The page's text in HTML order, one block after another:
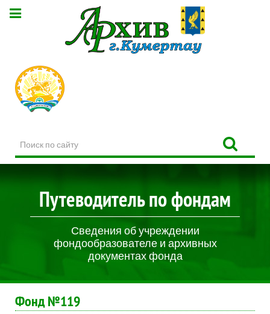
по
сайту
Путеводитель по фондам
Сведения об учреждении
фондообразователе и архивных
документах фонда
Фонд №119